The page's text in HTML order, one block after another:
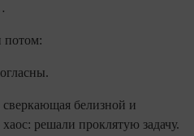
потом:
сверкающая белиз­ной и
решали про­клятую задачу.